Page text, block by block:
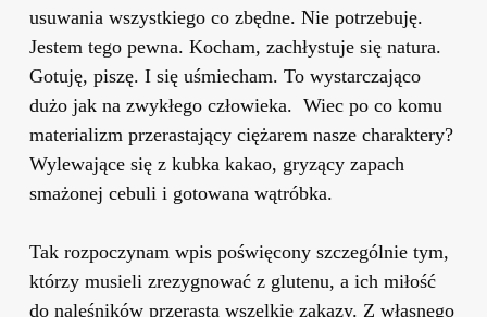
usuwania wszystkiego co zbędne. Nie potrzebuję.
Jestem tego pewna. Kocham, zachłystuje się natura.
Gotuję, piszę. I się uśmiecham. To wystarczająco
dużo jak na zwykłego człowieka. Wiec po co komu
materializm przerastający ciężarem nasze charaktery?
Wylewające się z kubka kakao, gryzący zapach
smażonej cebuli i gotowana wątróbka.
Tak rozpoczynam wpis poświęcony szczególnie tym,
którzy musieli zrezygnować z glutenu, a ich miłość
do naleśników przerasta wszelkie zakazy. Z własnego